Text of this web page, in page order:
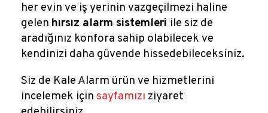
her evin ve iş yerinin vazgeçilmezi haline
gelen hırsız alarm sistemleri ile siz de
aradığınız konfora sahip olabilecek ve
kendinizi daha güvende hissedebileceksiniz.
Siz de Kale Alarm ürün ve hizmetlerini
incelemek için sayfamızı ziyaret